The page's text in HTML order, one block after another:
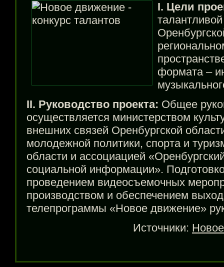
I. Цели
формата –
II. Руководство проекта: Общее
осуществляется министерством
внешних связей Оренбургской
молодежной политики, спорта и
области и ассоциацией
социальной информации».
проведением видеосъемочных
производством и обеспечением
телепрограммы «Новое движение»
Источники: